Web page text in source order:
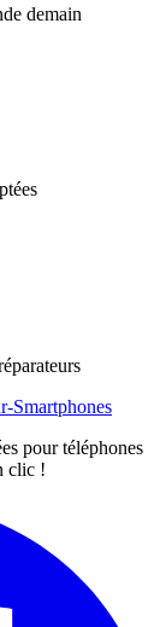
demain
pour téléphones
clic !